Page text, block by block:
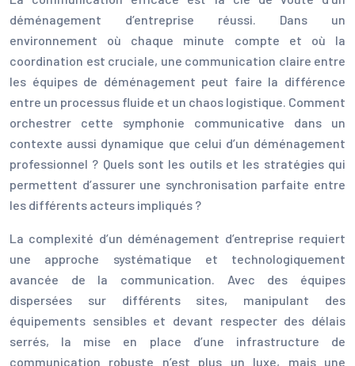
déménagement d’entreprise réussi. Dans un
environnement où chaque minute compte et où la
coordination est cruciale, une communication claire entre
les équipes de déménagement peut faire la différence
entre un processus fluide et un chaos logistique. Comment
orchestrer cette symphonie communicative dans un
contexte aussi dynamique que celui d’un déménagement
professionnel ? Quels sont les outils et les stratégies qui
permettent d’assurer une synchronisation parfaite entre
les différents acteurs impliqués ?
La complexité d’un déménagement d’entreprise requiert
une approche systématique et technologiquement
avancée de la communication. Avec des équipes
dispersées sur différents sites, manipulant des
équipements sensibles et devant respecter des délais
serrés, la mise en place d’une infrastructure de
communication robuste n’est plus un luxe, mais une